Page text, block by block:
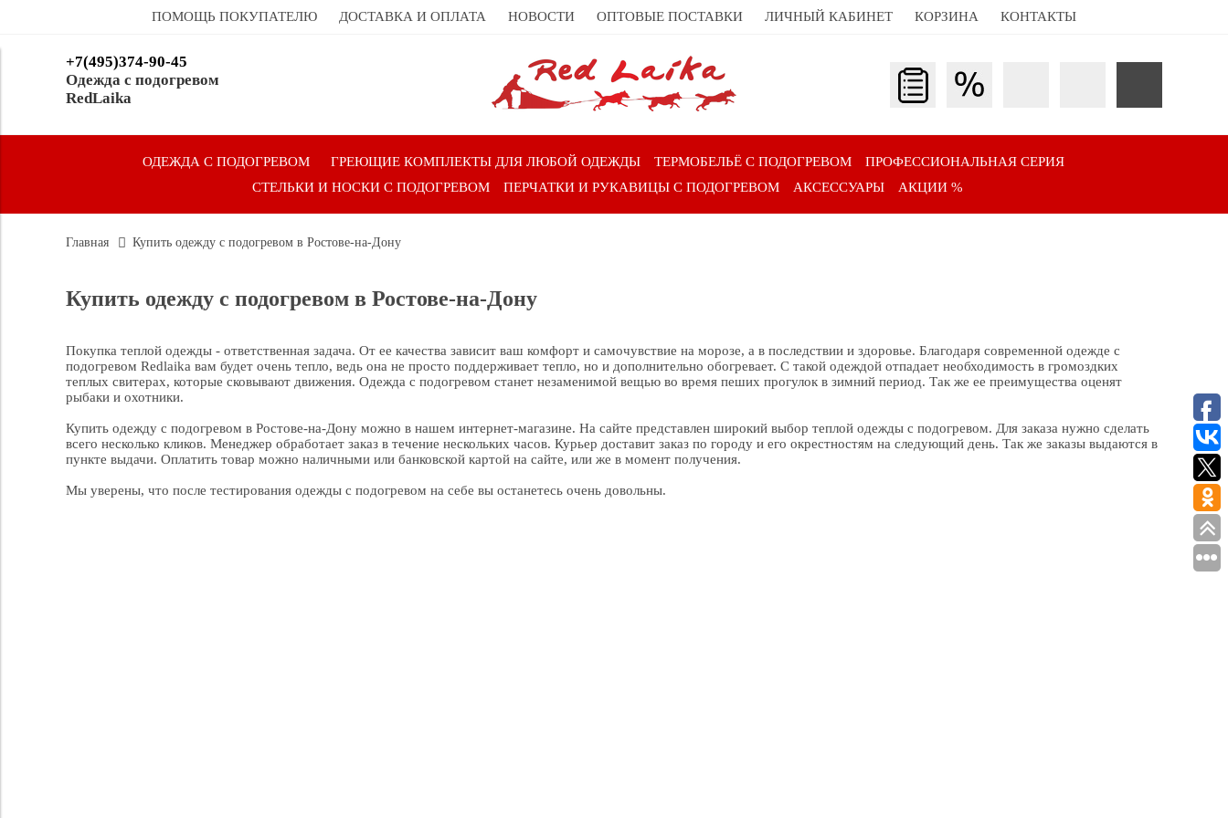
ПОМОЩЬ ПОКУПАТЕЛЮ ДОСТАВКА И ОПЛАТА НОВОСТИ ОПТОВЫЕ ПОСТАВКИ ЛИЧНЫЙ КАБИНЕТ КОРЗИНА КОНТАКТЫ
+7(495)374-90-45
Одежда с подогревом
RedLaika
ОДЕЖДА С ПОДОГРЕВОМ ГРЕЮЩИЕ КОМПЛЕКТЫ ДЛЯ ЛЮБОЙ ОДЕЖДЫ ТЕРМОБЕЛЬЁ С ПОДОГРЕВОМ
ПРОФЕССИОНАЛЬНАЯ СЕРИЯ
СТЕЛЬКИ И НОСКИ С ПОДОГРЕВОМ
ПЕРЧАТКИ И РУКАВИЦЫ С ПОДОГРЕВОМ АКСЕССУАРЫ АКЦИИ %
Главная Купить одежду с подогревом в Ростове-на-Дону
Купить одежду с подогревом в Ростове-на-Дону
Покупка теплой одежды - ответственная задача. От ее качества зависит ваш комфорт и самочувствие на морозе, а в последствии и здоровье. Благодаря современной одежде с
подогревом Redlaika вам будет очень тепло, ведь она не просто поддерживает тепло, но и дополнительно обогревает. С такой одеждой отпадает необходимость в громоздких
теплых свитерах, которые сковывают движения. Одежда с подогревом станет незаменимой вещью во время пеших прогулок в зимний период. Так же ее преимущества оценят
рыбаки и охотники.
Купить одежду с подогревом в Ростове-на-Дону можно в нашем интернет-магазине. На сайте представлен широкий выбор теплой одежды с подогревом. Для заказа нужно сделать
всего несколько кликов. Менеджер обработает заказ в течение нескольких часов. Курьер доставит заказ по городу и его окрестностям на следующий день. Так же заказы выдаются в
пункте выдачи. Оплатить товар можно наличными или банковской картой на сайте, или же в момент получения.
Мы уверены, что после тестирования одежды с подогревом на себе вы останетесь очень довольны.